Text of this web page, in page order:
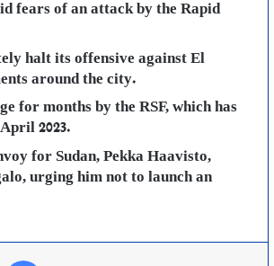
fears of an attack by the Rapid
halt its offensive against El
around the city.
for months by the RSF, which has
2023.
for Sudan, Pekka Haavisto,
urging him not to launch an